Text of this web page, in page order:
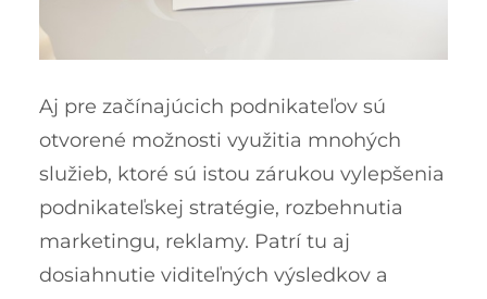
Aj pre začínajúcich podnikateľov sú
otvorené možnosti využitia mnohých
služieb, ktoré sú istou zárukou vylepšenia
podnikateľskej stratégie, rozbehnutia
marketingu, reklamy. Patrí tu aj
dosiahnutie viditeľných výsledkov a